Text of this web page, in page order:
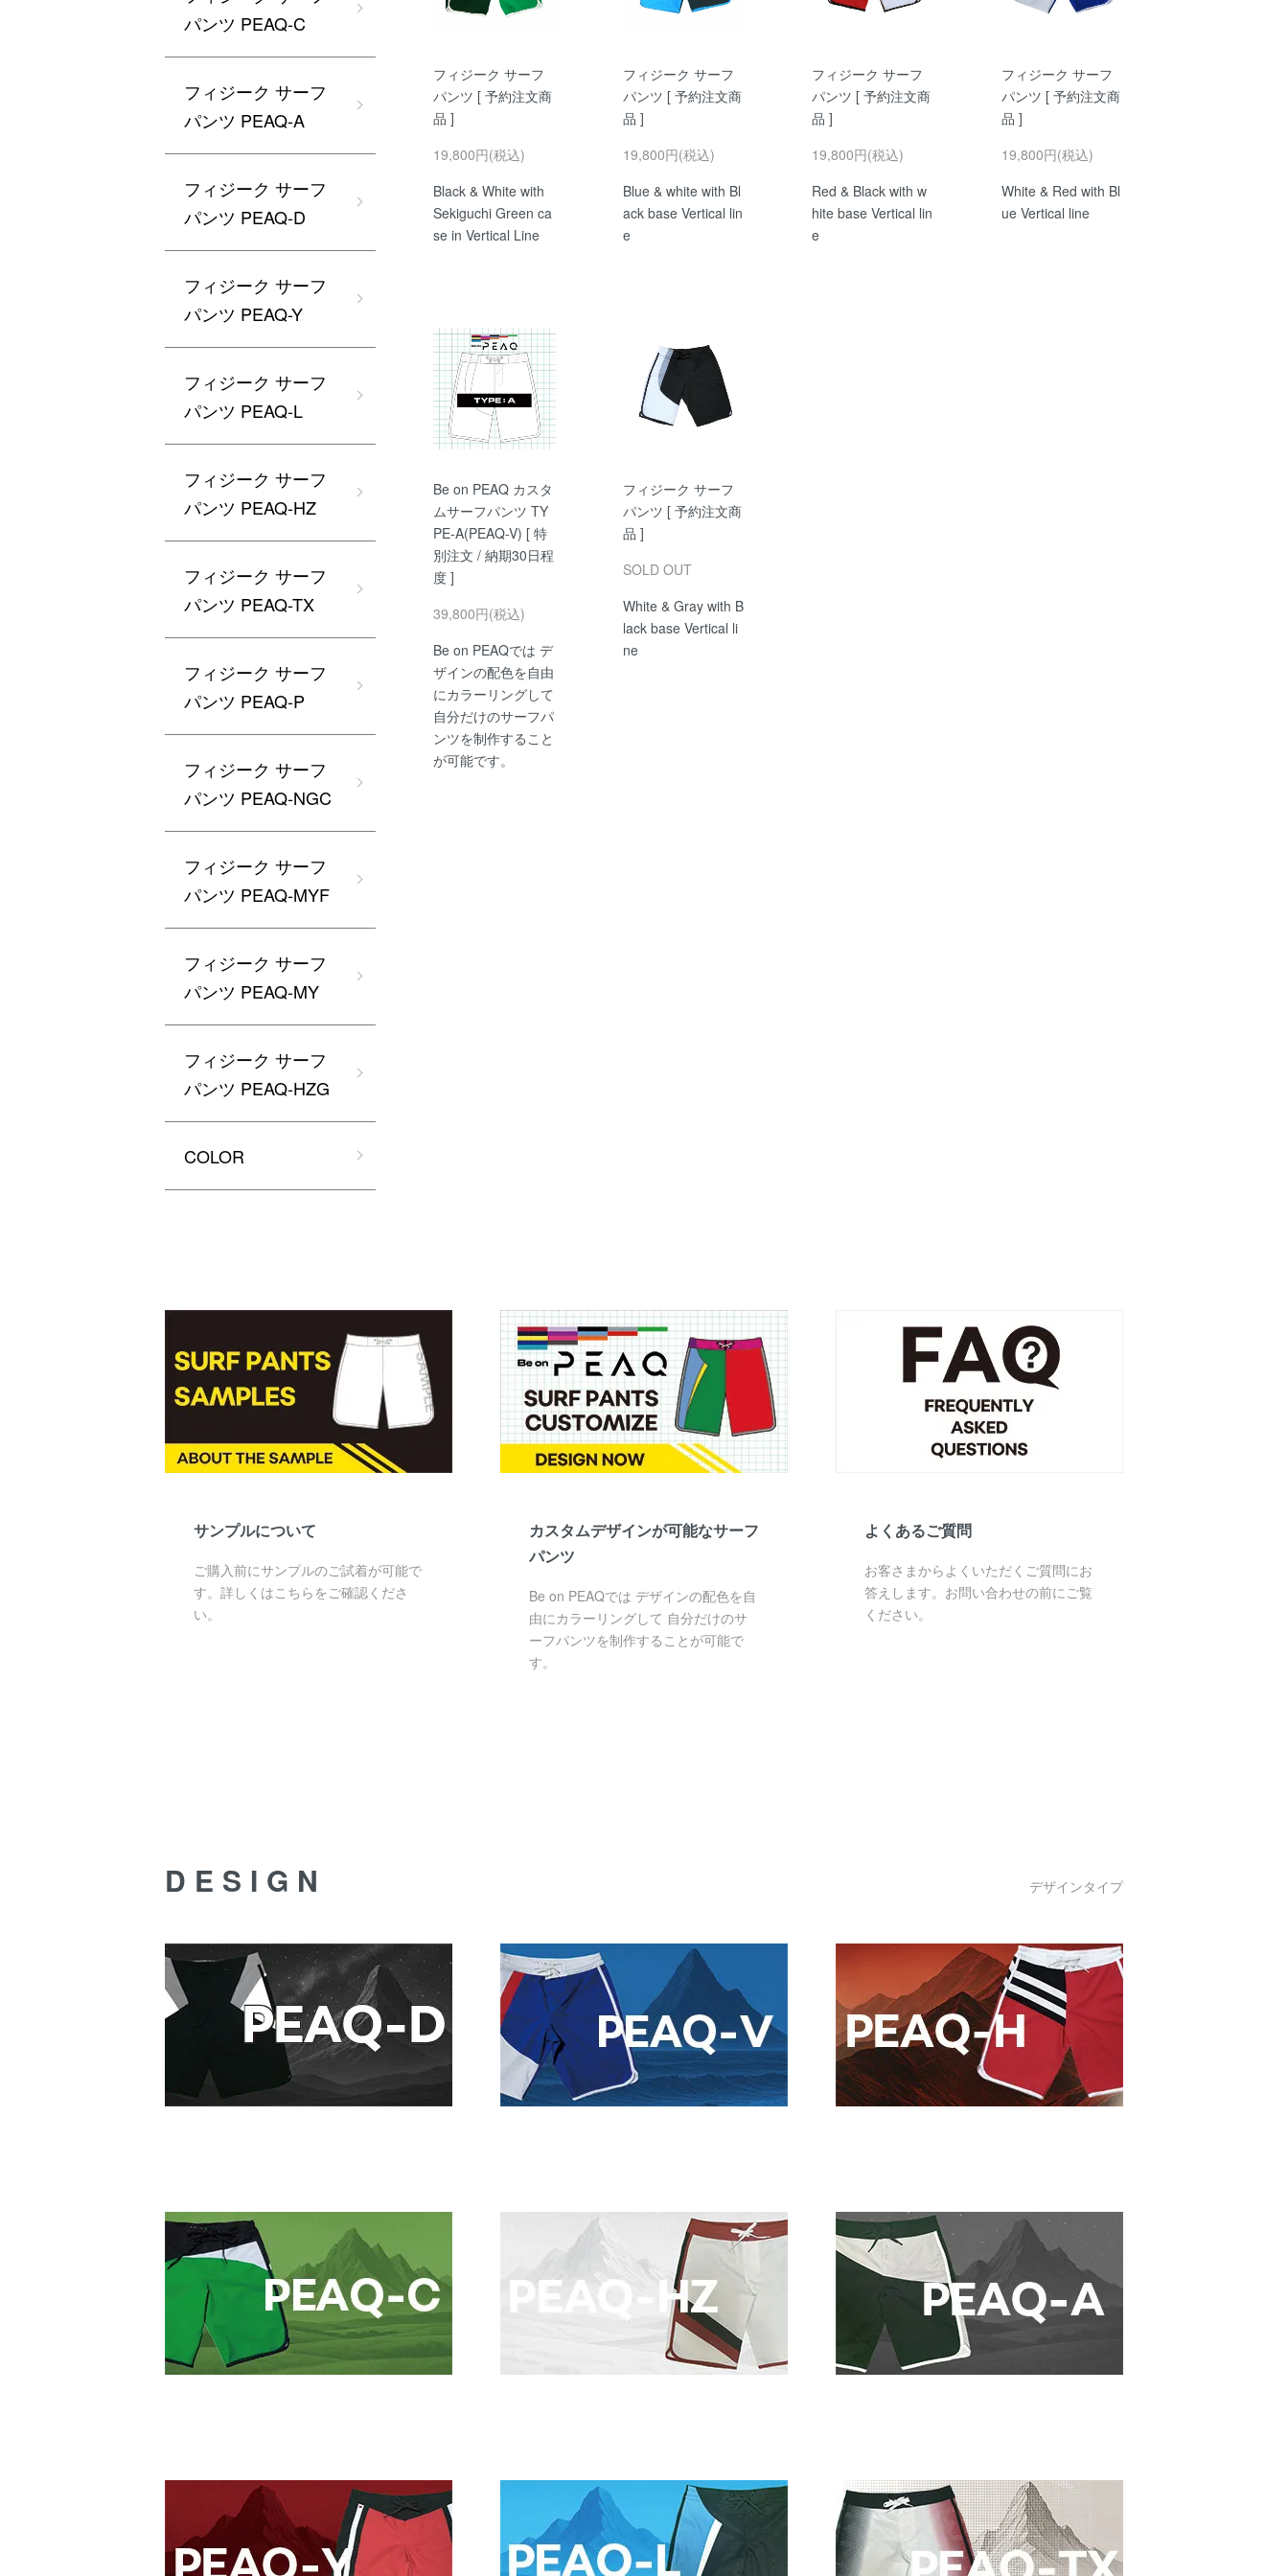
フィジーク サーフ
パンツ [ 予約注文商
品 ]
19,800円(税込)
Black & White with
Sekiguchi Green ca
se in Vertical Line
フィジーク サーフ
パンツ [ 予約注文商
品 ]
19,800円(税込)
Blue & white with Bl
ack base Vertical lin
e
フィジーク サーフ
パンツ [ 予約注文商
品 ]
19,800円(税込)
Red & Black with w
hite base Vertical lin
e
フィジーク サーフ
パンツ [ 予約注文商
品 ]
19,800円(税込)
White & Red with Bl
ue Vertical line
Be on PEAQ カスタ
ムサーフパンツ TY
PE-A(PEAQ-V) [ 特
別注文 / 納期30日程
度 ]
39,800円(税込)
Be on PEAQでは デ
ザインの配色を自由
にカラーリングして
自分だけのサーフパ
ンツを制作すること
が可能です。
フィジーク サーフ
パンツ [ 予約注文商
品 ]
SOLD OUT
White & Gray with B
lack base Vertical li
ne
パンツ PEAQ-C
フィジーク サーフ
パンツ PEAQ-A
フィジーク サーフ
パンツ PEAQ-D
フィジーク サーフ
パンツ PEAQ-Y
フィジーク サーフ
パンツ PEAQ-L
フィジーク サーフ
パンツ PEAQ-HZ
フィジーク サーフ
パンツ PEAQ-TX
フィジーク サーフ
パンツ PEAQ-P
フィジーク サーフ
パンツ PEAQ-NGC
フィジーク サーフ
パンツ PEAQ-MYF
フィジーク サーフ
パンツ PEAQ-MY
フィジーク サーフ
パンツ PEAQ-HZG
COLOR
サンプルについて
ご購入前にサンプルのご試着が可能で
す。詳しくはこちらをご確認くださ
い。
カスタムデザインが可能なサーフ
パンツ
Be on PEAQでは デザインの配色を自
由にカラーリングして 自分だけのサ
ーフパンツを制作することが可能で
す。
よくあるご質問
お客さまからよくいただくご質問にお
答えします。お問い合わせの前にご覧
ください。
DESIGN デザインタイプ